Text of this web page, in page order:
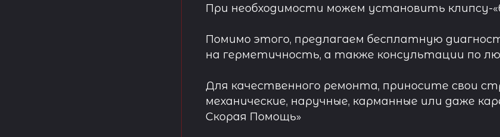
При необходимости можем установить клипсу-
Помимо этого, предлагаем бесплатную
на герметичность, а также консультации по
Для качественного ремонта, приносите свои
механические, наручные, карманные или даже
Скорая Помощь»